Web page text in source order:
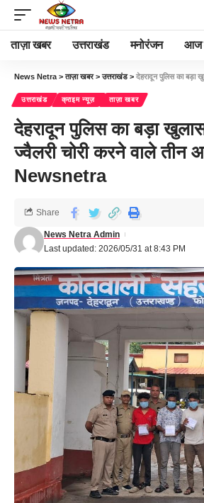
ताज़ा खबर उत्तराखंड मनोरंजन आज
News Netra >ताज़ा खबर>उत्तराखंड> देहरादून पुलिस का बड़ा खुलासा, 3 लाख
उत्तराखंड क्राइम न्यूज़ ताज़ा खबर
देहरादून पुलिस का बड़ा
ज्वैलरी चोरी करने वाले तीन
Newsnetra
Last updated: 2026/05/31 at 8:43 PM
News Netra Admin
Share